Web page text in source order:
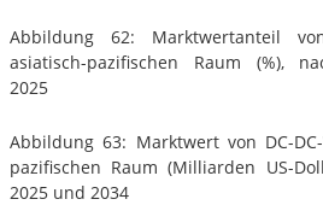
Abbildung 62: Marktwertanteil
asiatisch-pazifischen Raum (%),
2025
Abbildung 63: Marktwert von DC-
pazifischen Raum (Milliarden US-
2025 und 2034